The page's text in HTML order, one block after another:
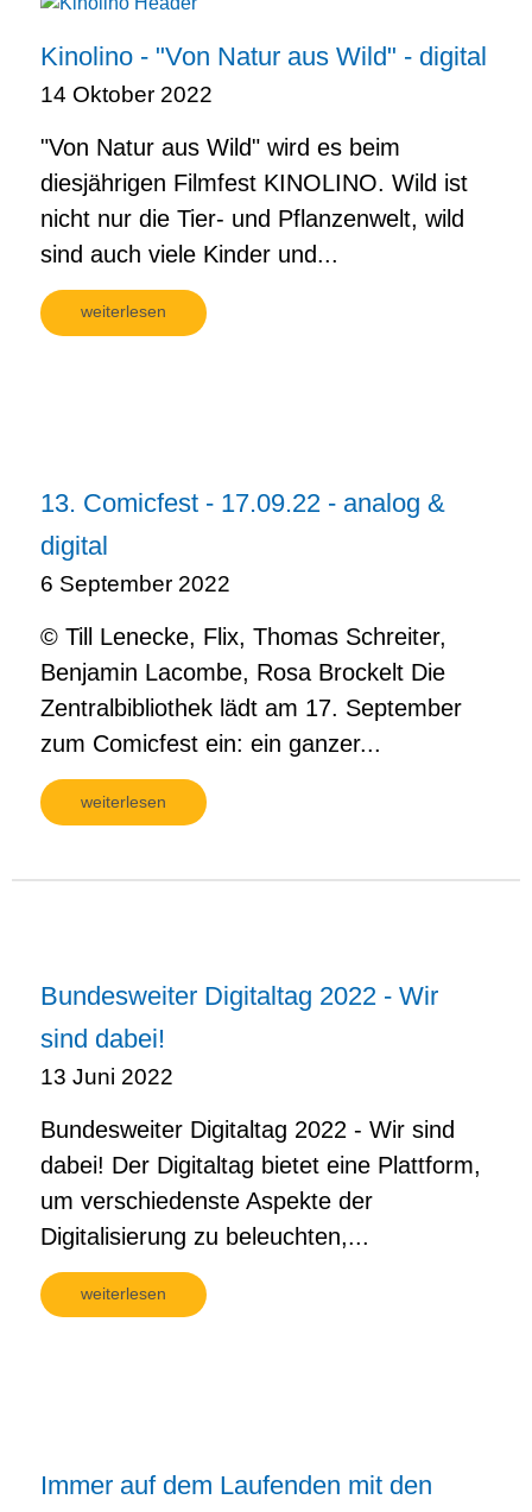
Kinolino - "Von Natur aus Wild" - digital
14 Oktober 2022
"Von Natur aus Wild" wird es beim
diesjährigen Filmfest KINOLINO. Wild ist
nicht nur die Tier- und Pflanzenwelt, wild
sind auch viele Kinder und...
weiterlesen
13. Comicfest - 17.09.22 - analog &
digital
6 September 2022
© Till Lenecke, Flix, Thomas Schreiter,
Benjamin Lacombe, Rosa Brockelt Die
Zentralbibliothek lädt am 17. September
zum Comicfest ein: ein ganzer...
weiterlesen
Bundesweiter Digitaltag 2022 - Wir
sind dabei!
13 Juni 2022
Bundesweiter Digitaltag 2022 - Wir sind
dabei! Der Digitaltag bietet eine Plattform,
um verschiedenste Aspekte der
Digitalisierung zu beleuchten,...
weiterlesen
Immer auf dem Laufenden mit den